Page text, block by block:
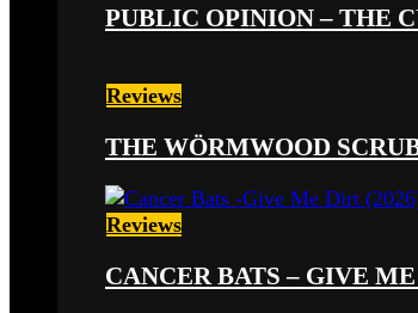
PUBLIC OPINION – THE
Reviews
THE WÖRMWOOD
Reviews
CANCER BATS – GIVE